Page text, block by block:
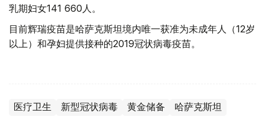
乳期妇女141 660人。
目前辉瑞疫苗是哈萨克斯坦境内唯一获准为未成年人（12岁
以上）和孕妇提供接种的2019冠状病毒疫苗。
医疗卫生 新型冠状病毒 黄金储备 哈萨克斯坦